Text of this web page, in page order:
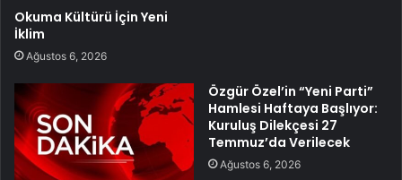
Okuma Kültürü İçin Yeni
İklim
Ağustos 6, 2026
Özgür Özel’in “Yeni Parti”
Hamlesi Haftaya Başlıyor:
Kuruluş Dilekçesi 27
Temmuz’da Verilecek
Ağustos 6, 2026